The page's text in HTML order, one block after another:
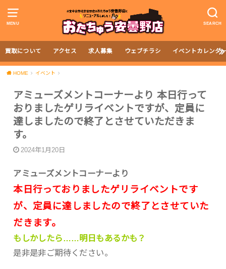
MENU SEARCH
買取について アクセス 求人募集 ウェブチラシ イベントカレンダ
HOME イベント
アミューズメントコーナーより 本日行って
おりましたゲリライベントですが、定員に
達しましたので終了とさせていただきま
す。
2024年1月20日
アミューズメントコーナーより
本日行っておりましたゲリライベントです
が、定員に達しましたので終了とさせていた
だきます。
もしかしたら……明日もあるかも？
是非是非ご期待ください。